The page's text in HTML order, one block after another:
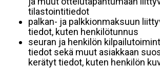
tilastointitiedot
palkan- ja palkkionmaksuun
tiedot, kuten henkilötunnus
seuran ja henkilön
tiedot sekä muut asiakkaan
kerätyt tiedot, kuten henkilön